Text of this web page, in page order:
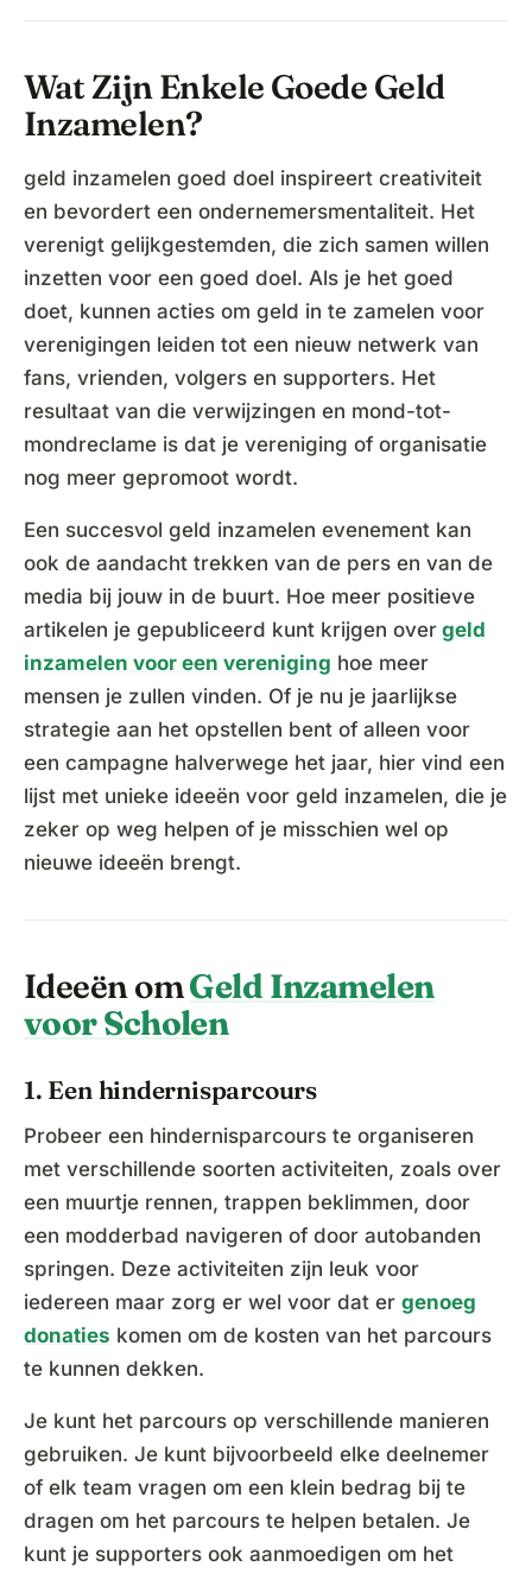
Wat Zijn Enkele Goede Geld
Inzamelen?
geld inzamelen goed doel inspireert creativiteit
en bevordert een ondernemersmentaliteit. Het
verenigt gelijkgestemden, die zich samen willen
inzetten voor een goed doel. Als je het goed
doet, kunnen acties om geld in te zamelen voor
verenigingen leiden tot een nieuw netwerk van
fans, vrienden, volgers en supporters. Het
resultaat van die verwijzingen en mond-tot-
mondreclame is dat je vereniging of organisatie
nog meer gepromoot wordt.
Een succesvol geld inzamelen evenement kan
ook de aandacht trekken van de pers en van de
media bij jouw in de buurt. Hoe meer positieve
artikelen je gepubliceerd kunt krijgen over geld
inzamelen voor een vereniging hoe meer
mensen je zullen vinden. Of je nu je jaarlijkse
strategie aan het opstellen bent of alleen voor
een campagne halverwege het jaar, hier vind een
lijst met unieke ideeën voor geld inzamelen, die je
zeker op weg helpen of je misschien wel op
nieuwe ideeën brengt.
Ideeën omGeld Inzamelen
voor Scholen
1. Een hindernisparcours
Probeer een hindernisparcours te organiseren
met verschillende soorten activiteiten, zoals over
een muurtje rennen, trappen beklimmen, door
een modderbad navigeren of door autobanden
springen. Deze activiteiten zijn leuk voor
iedereen maar zorg er wel voor dat er genoeg
donaties komen om de kosten van het parcours
te kunnen dekken.
Je kunt het parcours op verschillende manieren
gebruiken. Je kunt bijvoorbeeld elke deelnemer
of elk team vragen om een klein bedrag bij te
dragen om het parcours te helpen betalen. Je
kunt je supporters ook aanmoedigen om het